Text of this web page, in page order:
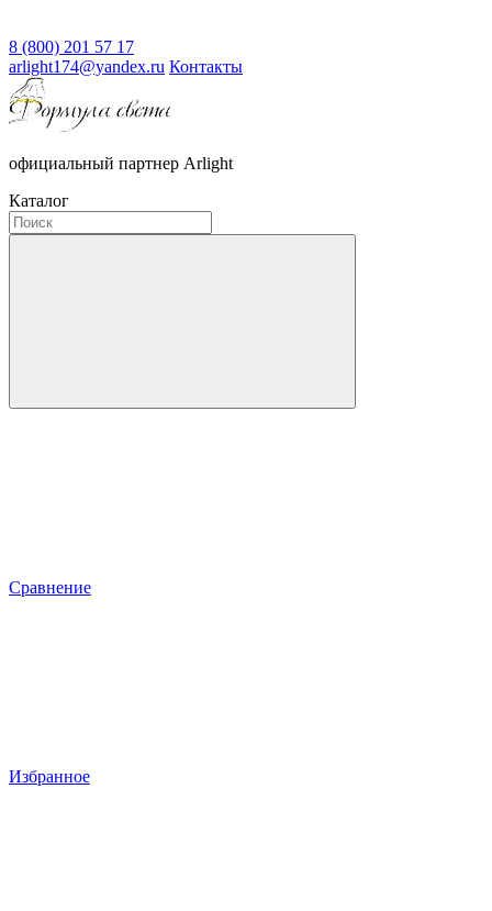
8 (800) 201 57 17
arlight174@yandex.ru Контакты
официальный партнер Arlight
Каталог
Сравнение
Избранное